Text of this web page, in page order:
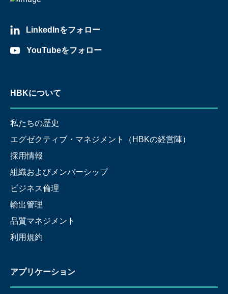
LinkedInをフォロー
YouTubeをフォロー
HBKについて
私たちの歴史
エグゼクティブ・マネジメント（HBKの経営陣）
採用情報
組織およびメンバーシップ
ビジネス倫理
輸出管理
品質マネジメント
利用規約
アプリケーション